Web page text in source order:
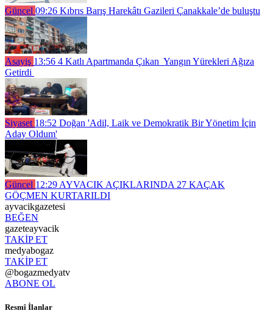
Güncel 09:26 Kıbrıs Barış Harekâtı Gazileri Çanakkale’de buluştu
Asayiş 13:56 4 Katlı Apartmanda Çıkan Yangın Yürekleri Ağıza
Getirdi
Siyaset 18:52 Doğan 'Adil, Laik ve Demokratik Bir Yönetim İçin
Aday Oldum'
Güncel 12:29 AYVACIK AÇIKLARINDA 27 KAÇAK
GÖÇMEN KURTARILDI
ayvacikgazetesi
BEĞEN
gazeteayvacik
TAKİP ET
medyabogaz
TAKİP ET
@bogazmedyatv
ABONE OL
Resmî İlanlar